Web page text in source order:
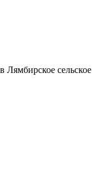
сельское